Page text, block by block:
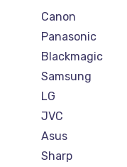
Canon
Panasonic
Blackmagic
Samsung
LG
JVC
Asus
Sharp